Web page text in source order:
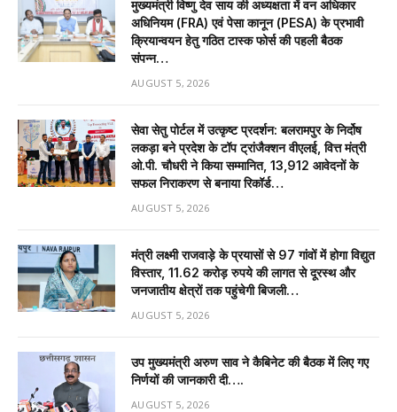
मुख्यमंत्री विष्णु देव साय की अध्यक्षता में वन अधिकार
अधिनियम (FRA) एवं पेसा कानून (PESA) के प्रभावी
क्रियान्वयन हेतु गठित टास्क फोर्स की पहली बैठक
संपन्न…
AUGUST 5, 2026
सेवा सेतु पोर्टल में उत्कृष्ट प्रदर्शन: बलरामपुर के निर्दोष
लकड़ा बने प्रदेश के टॉप ट्रांजैक्शन वीएलई, वित्त मंत्री
ओ.पी. चौधरी ने किया सम्मानित, 13,912 आवेदनों के
सफल निराकरण से बनाया रिकॉर्ड…
AUGUST 5, 2026
मंत्री लक्ष्मी राजवाड़े के प्रयासों से 97 गांवों में होगा विद्युत
विस्तार, 11.62 करोड़ रुपये की लागत से दूरस्थ और
जनजातीय क्षेत्रों तक पहुंचेगी बिजली…
AUGUST 5, 2026
उप मुख्यमंत्री अरुण साव ने कैबिनेट की बैठक में लिए गए
निर्णयों की जानकारी दी….
AUGUST 5, 2026